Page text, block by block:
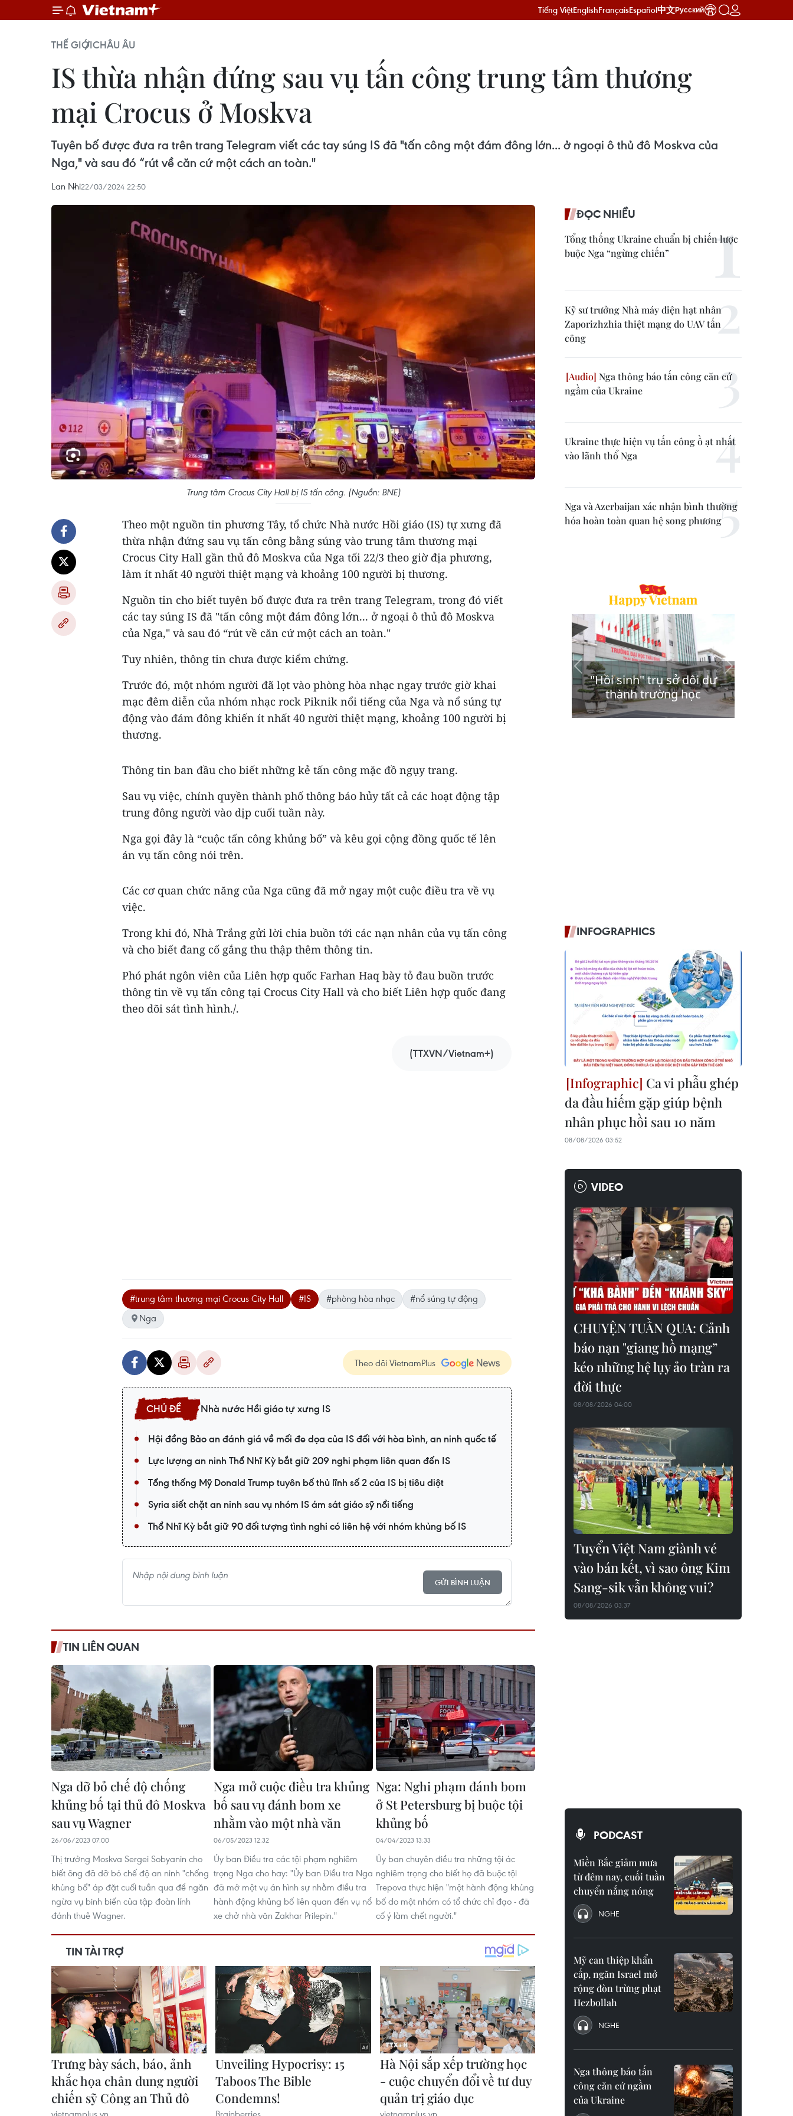
Tiếng ViệtEnglishFrançaisEspañol中文Русский
THẾ GIỚICHÂU ÂU
IS thừa nhận đứng sau vụ tấn công trung tâm thương
mại Crocus ở Moskva
Tuyên bố được đưa ra trên trang Telegram viết các tay súng IS đã "tấn công một đám đông lớn... ở ngoại ô thủ đô Moskva của
Nga," và sau đó “rút về căn cứ một cách an toàn."
Lan Nhi22/03/2024 22:50
Trung tâm Crocus City Hall bị IS tấn công. (Nguồn: BNE)
Theo một nguồn tin phương Tây, tổ chức Nhà nước Hồi giáo (IS) tự xưng đã
thừa nhận đứng sau vụ tấn công bằng súng vào trung tâm thương mại
Crocus City Hall gần thủ đô Moskva của Nga tối 22/3 theo giờ địa phương,
làm ít nhất 40 người thiệt mạng và khoảng 100 người bị thương.
Nguồn tin cho biết tuyên bố được đưa ra trên trang Telegram, trong đó viết
các tay súng IS đã "tấn công một đám đông lớn... ở ngoại ô thủ đô Moskva
của Nga," và sau đó “rút về căn cứ một cách an toàn."
Tuy nhiên, thông tin chưa được kiểm chứng.
Trước đó, một nhóm người đã lọt vào phòng hòa nhạc ngay trước giờ khai
mạc đêm diễn của nhóm nhạc rock Piknik nổi tiếng của Nga và nổ súng tự
động vào đám đông khiến ít nhất 40 người thiệt mạng, khoảng 100 người bị
thương.
Thông tin ban đầu cho biết những kẻ tấn công mặc đồ ngụy trang.
Sau vụ việc, chính quyền thành phố thông báo hủy tất cả các hoạt động tập
trung đông người vào dịp cuối tuần này.
Nga gọi đây là “cuộc tấn công khủng bố” và kêu gọi cộng đồng quốc tế lên
án vụ tấn công nói trên.
Các cơ quan chức năng của Nga cũng đã mở ngay một cuộc điều tra về vụ
việc.
Trong khi đó, Nhà Trắng gửi lời chia buồn tới các nạn nhân của vụ tấn công
và cho biết đang cố gắng thu thập thêm thông tin.
Phó phát ngôn viên của Liên hợp quốc Farhan Haq bày tỏ đau buồn trước
thông tin về vụ tấn công tại Crocus City Hall và cho biết Liên hợp quốc đang
theo dõi sát tình hình./.
(TTXVN/Vietnam+)
#trung tâm thương mại Crocus City Hall #IS #phòng hòa nhạc
#nổ súng tự động
Nga
Theo dõi VietnamPlus
Nhà nước Hồi giáo tự xưng IS
Hội đồng Bảo an đánh giá về mối đe dọa của IS đối với hòa bình, an ninh quốc tế
Lực lượng an ninh Thổ Nhĩ Kỳ bắt giữ 209 nghi phạm liên quan đến IS
Tổng thống Mỹ Donald Trump tuyên bố thủ lĩnh số 2 của IS bị tiêu diệt
Syria siết chặt an ninh sau vụ nhóm IS ám sát giáo sỹ nổi tiếng
Thổ Nhĩ Kỳ bắt giữ 90 đối tượng tình nghi có liên hệ với nhóm khủng bố IS
GỬI BÌNH LUẬN
TIN LIÊN QUAN
Nga dỡ bỏ chế độ chống
khủng bố tại thủ đô Moskva
sau vụ Wagner
26/06/2023 07:00
Thị trưởng Moskva Sergei Sobyanin cho
biết ông đã dỡ bỏ chế độ an ninh "chống
khủng bố" áp đặt cuối tuần qua để ngăn
ngừa vụ binh biến của tập đoàn lính
đánh thuê Wagner.
Nga mở cuộc điều tra khủng
bố sau vụ đánh bom xe
nhằm vào một nhà văn
06/05/2023 12:32
Ủy ban Điều tra các tội phạm nghiêm
trọng Nga cho hay: "Ủy ban Điều tra Nga
đã mở một vụ án hình sự nhằm điều tra
hành động khủng bố liên quan đến vụ nổ
xe chở nhà văn Zakhar Prilepin."
Nga: Nghi phạm đánh bom
ở St Petersburg bị buộc tội
khủng bố
04/04/2023 13:33
Ủy ban chuyên điều tra những tội ác
nghiêm trọng cho biết họ đã buộc tội
Trepova thực hiện "một hành động khủng
bố do một nhóm có tổ chức chỉ đạo - đã
cố ý làm chết người."
ĐỌC NHIỀU
Tổng thống Ukraine chuẩn bị chiến lược
buộc Nga “ngừng chiến”
Kỹ sư trưởng Nhà máy điện hạt nhân
Zaporizhzhia thiệt mạng do UAV tấn
công
Nga thông báo tấn công căn cứ
ngầm của Ukraine
Ukraine thực hiện vụ tấn công ồ ạt nhất
vào lãnh thổ Nga
Nga và Azerbaijan xác nhận bình thường
hóa hoàn toàn quan hệ song phương
INFOGRAPHICS
Ca vi phẫu ghép
da đầu hiếm gặp giúp bệnh
nhân phục hồi sau 10 năm
08/08/2026 03:52
VIDEO
CHUYỆN TUẦN QUA: Cảnh
báo nạn "giang hồ mạng”
kéo những hệ lụy ảo tràn ra
đời thực
08/08/2026 04:00
Tuyển Việt Nam giành vé
vào bán kết, vì sao ông Kim
Sang-sik vẫn không vui?
08/08/2026 03:37
PODCAST
Miền Bắc giảm mưa
từ đêm nay, cuối tuần
chuyển nắng nóng
NGHE
Mỹ can thiệp khẩn
cấp, ngăn Israel mở
rộng đòn trừng phạt
Hezbollah
NGHE
Nga thông báo tấn
công căn cứ ngầm
của Ukraine